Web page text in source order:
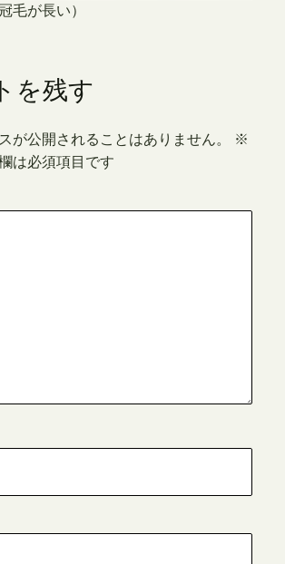
毛が長い）
を残す
が公開されることはありません。
※
は必須項目です